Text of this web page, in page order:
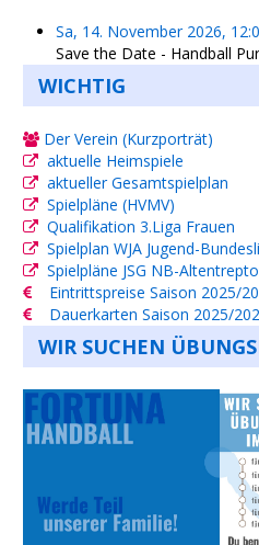
Sa, 14. November 2026,
Save the Date - Handball
WICHTIG
Der Verein (Kurzporträt)
aktuelle Heimspiele
aktueller Gesamtspielplan
Spielpläne (HVMV)
Qualifikation 3.Liga Frauen
Spielplan WJA Jugend-
Spielpläne JSG NB-
Eintrittspreise Saison 2025/
Dauerkarten Saison 2025/
WIR SUCHEN